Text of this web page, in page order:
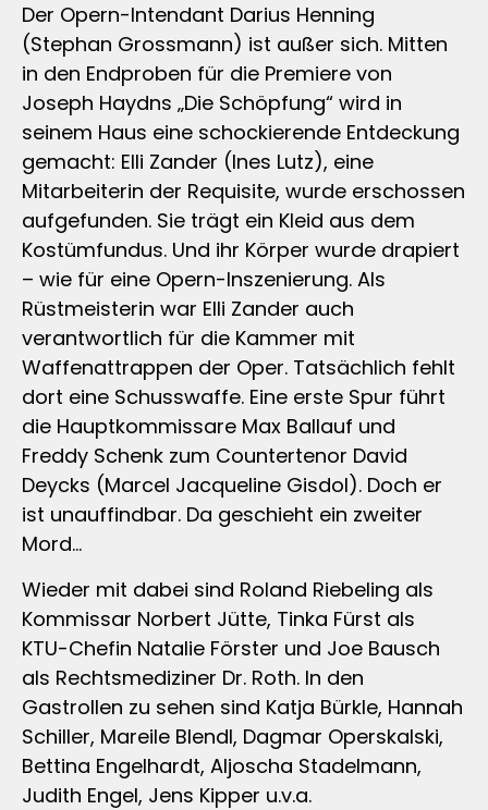
Der Opern-Intendant Darius Henning
(Stephan Grossmann) ist außer sich. Mitten
in den Endproben für die Premiere von
Joseph Haydns „Die Schöpfung“ wird in
seinem Haus eine schockierende Entdeckung
gemacht: Elli Zander (Ines Lutz), eine
Mitarbeiterin der Requisite, wurde erschossen
aufgefunden. Sie trägt ein Kleid aus dem
Kostümfundus. Und ihr Körper wurde drapiert
– wie für eine Opern-Inszenierung. Als
Rüstmeisterin war Elli Zander auch
verantwortlich für die Kammer mit
Waffenattrappen der Oper. Tatsächlich fehlt
dort eine Schusswaffe. Eine erste Spur führt
die Hauptkommissare Max Ballauf und
Freddy Schenk zum Countertenor David
Deycks (Marcel Jacqueline Gisdol). Doch er
ist unauffindbar. Da geschieht ein zweiter
Mord…
Wieder mit dabei sind Roland Riebeling als
Kommissar Norbert Jütte, Tinka Fürst als
KTU-Chefin Natalie Förster und Joe Bausch
als Rechtsmediziner Dr. Roth. In den
Gastrollen zu sehen sind Katja Bürkle, Hannah
Schiller, Mareile Blendl, Dagmar Operskalski,
Bettina Engelhardt, Aljoscha Stadelmann,
Judith Engel, Jens Kipper u.v.a.